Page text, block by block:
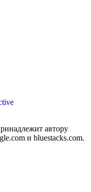
автору
и bluestacks.com.